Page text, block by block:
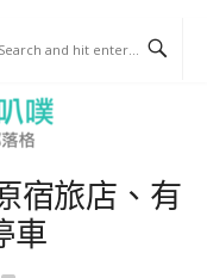
宿旅店、有
車